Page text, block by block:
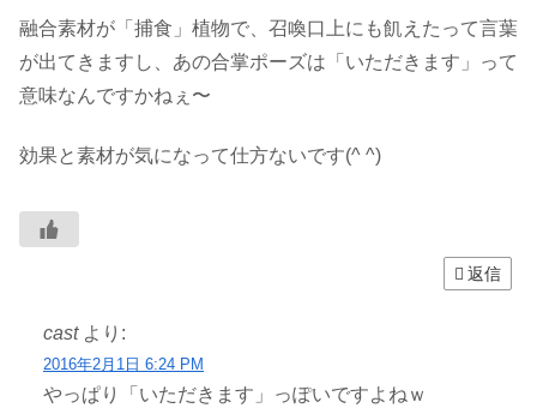
融合素材が「捕食」植物で、召喚口上にも飢えたって言葉
が出てきますし、あの合掌ポーズは「いただきます」って
意味なんですかねぇ〜
効果と素材が気になって仕方ないです(^ ^)
返信
cast より:
2016年2月1日 6:24 PM
やっぱり「いただきます」っぽいですよねｗ